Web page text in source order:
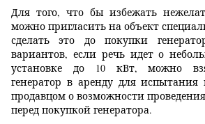
Для того, что бы избежать
можно пригласить на объект
сделать это до покупки
вариантов, если речь идет о
установке до 10 кВт, можно
генератор в аренду для испытания
продавцом о возможности
перед покупкой генератора.